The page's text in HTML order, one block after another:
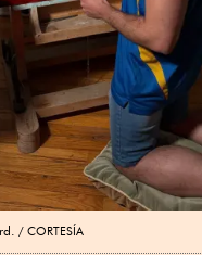
CORTESÍA